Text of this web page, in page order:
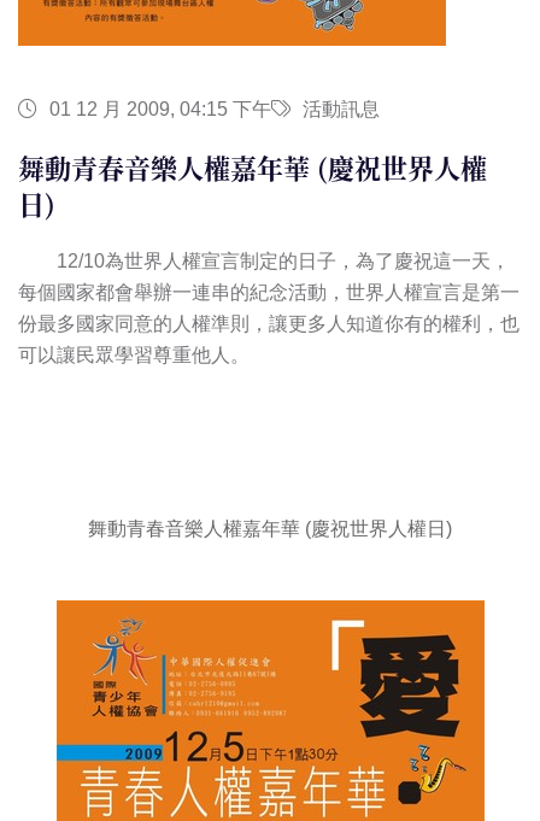
01 12 月 2009, 04:15 下午 活動訊息
舞動青春音樂人權嘉年華 (慶祝世界人權
日)
12/10為世界人權宣言制定的日子，為了慶祝這一天，
每個國家都會舉辦一連串的紀念活動，世界人權宣言是第一
份最多國家同意的人權準則，讓更多人知道你有的權利，也
可以讓民眾學習尊重他人。
舞動青春音樂人權嘉年華 (慶祝世界人權日)